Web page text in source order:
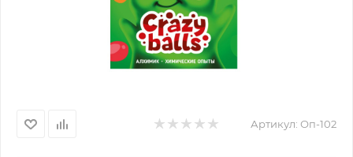
Артикул: Оп-102